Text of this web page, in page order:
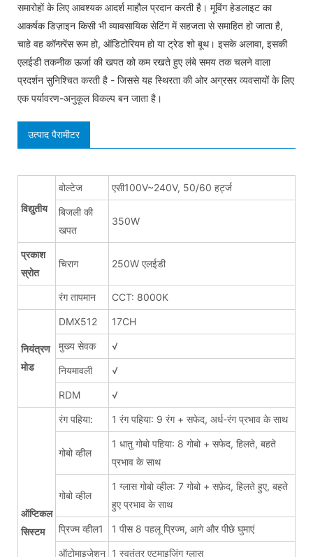
समारोहों के लिए आवश्यक आदर्श माहौल प्रदान करती है। मूविंग हेडलाइट का
आकर्षक डिज़ाइन किसी भी व्यावसायिक सेटिंग में सहजता से समाहित हो जाता है,
चाहे वह कॉन्फ़्रेंस रूम हो, ऑडिटोरियम हो या ट्रेड शो बूथ। इसके अलावा, इसकी
एलईडी तकनीक ऊर्जा की खपत को कम रखते हुए लंबे समय तक चलने वाला
प्रदर्शन सुनिश्चित करती है - जिससे यह स्थिरता की ओर अग्रसर व्यवसायों के लिए
एक पर्यावरण-अनुकूल विकल्प बन जाता है।
उत्पाद पैरामीटर
विद्युतीय
वोल्टेज एसी100V~240V, 50/60 हर्ट्ज
बिजली की
खपत
350W
प्रकाश
स्रोत
चिराग 250W एलईडी
रंग तापमान CCT: 8000K
नियंत्रण
मोड
DMX512 17CH
मुख्य सेवक √
नियमावली √
RDM √
ऑप्टिकल
सिस्टम
रंग पहिया: 1 रंग पहिया: 9 रंग + सफेद, अर्ध-रंग प्रभाव के साथ
गोबो व्हील
1 धातु गोबो पहिया: 8 गोबो + सफेद, हिलते, बहते
प्रभाव के साथ
गोबो व्हील
1 ग्लास गोबो व्हील: 7 गोबो + सफ़ेद, हिलते हुए, बहते
हुए प्रभाव के साथ
प्रिज्म व्हील1 1 पीस 8 पहलू प्रिज्म, आगे और पीछे घुमाएं
ऑटोमाइजेशन 1 स्वतंत्र एटमाइज़िंग ग्लास